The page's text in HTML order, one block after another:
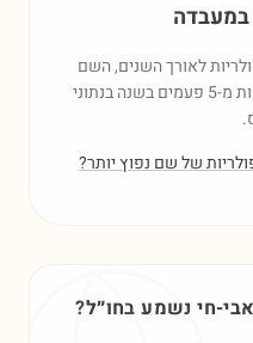
במעבדה
לאורך השנים, השם
הזה כל כך נדיר שהוא מופיע פחות מ-5 פעמים בשנה בנתוני
של שם נפוץ יותר?
אבי-חינשמע בחו״ל?